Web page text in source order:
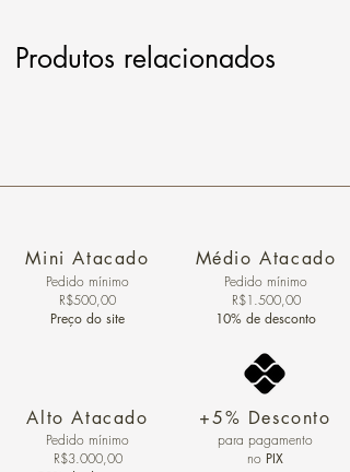
Produtos relacionados
Mini Atacado
Pedido ​mínimo
R$500,00
Preço do site
Alto Atacado
Pedido mínimo
R$3.000,00
Médio Atacado
Pedido mínimo
R$1.500,00
10% de desconto
+5% Desconto
para pagamento
no PIX